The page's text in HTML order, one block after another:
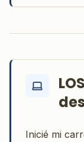
Inicié mi